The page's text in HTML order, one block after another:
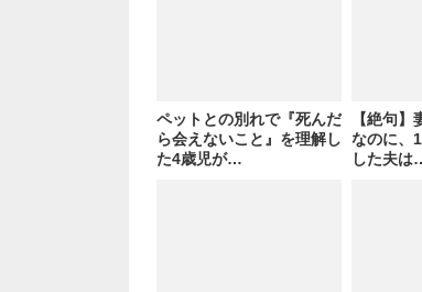
ペットとの別れで『死んだ
ら会えないこと』を理解し
た4歳児が…
【絶句
なのに、
した夫は